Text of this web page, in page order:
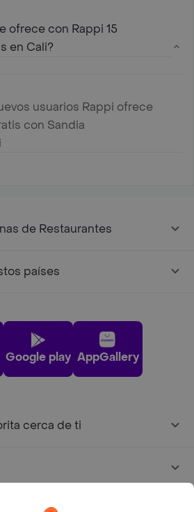
ofrece con Rappi 15
en Cali?
usuarios Rappi ofrece
con Sandia
de Restaurantes
países
Google play AppGallery
cerca de ti